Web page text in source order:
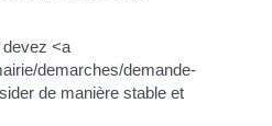
devez <a
demarches/demande-
de manière stable et